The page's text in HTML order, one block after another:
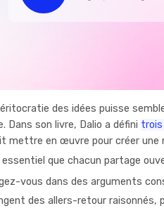
des idées puisse
Dans son livre, Dalio a défini trois
mettre en œuvre pour créer une
essentiel que chacun partage
vous dans des arguments
des allers-retour